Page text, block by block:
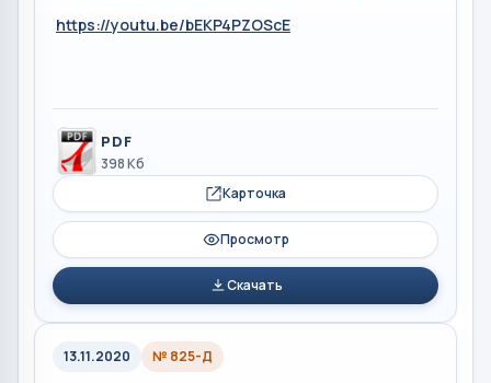
https://youtu.be/bEKP4PZOScE
PDF
398 Кб
Карточка
Просмотр
Скачать
13.11.2020 № 825-Д